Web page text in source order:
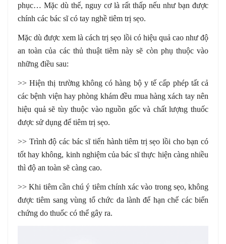
phục… Mặc dù thế, nguy cơ là rất thấp nếu như bạn được
chính các bác sĩ có tay nghề tiêm trị sẹo.
Mặc dù được xem là cách trị sẹo lồi có hiệu quả cao như độ
an toàn của các thủ thuật tiêm này sẽ còn phụ thuộc vào
những điều sau:
>> Hiện thị trường không có hàng bộ y tế cấp phép tất cả
các bệnh viện hay phòng khám đều mua hàng xách tay nên
hiệu quả sẽ tùy thuộc vào nguồn gốc và chất lượng thuốc
được sử dụng để tiêm trị sẹo.
>> Trình độ các bác sĩ tiến hành tiêm trị sẹo lồi cho bạn có
tốt hay không, kinh nghiệm của bác sĩ thực hiện càng nhiều
thì độ an toàn sẽ càng cao.
>> Khi tiêm cần chú ý tiêm chính xác vào trong sẹo, không
được tiêm sang vùng tổ chức da lành để hạn chế các biến
chứng do thuốc có thể gây ra.